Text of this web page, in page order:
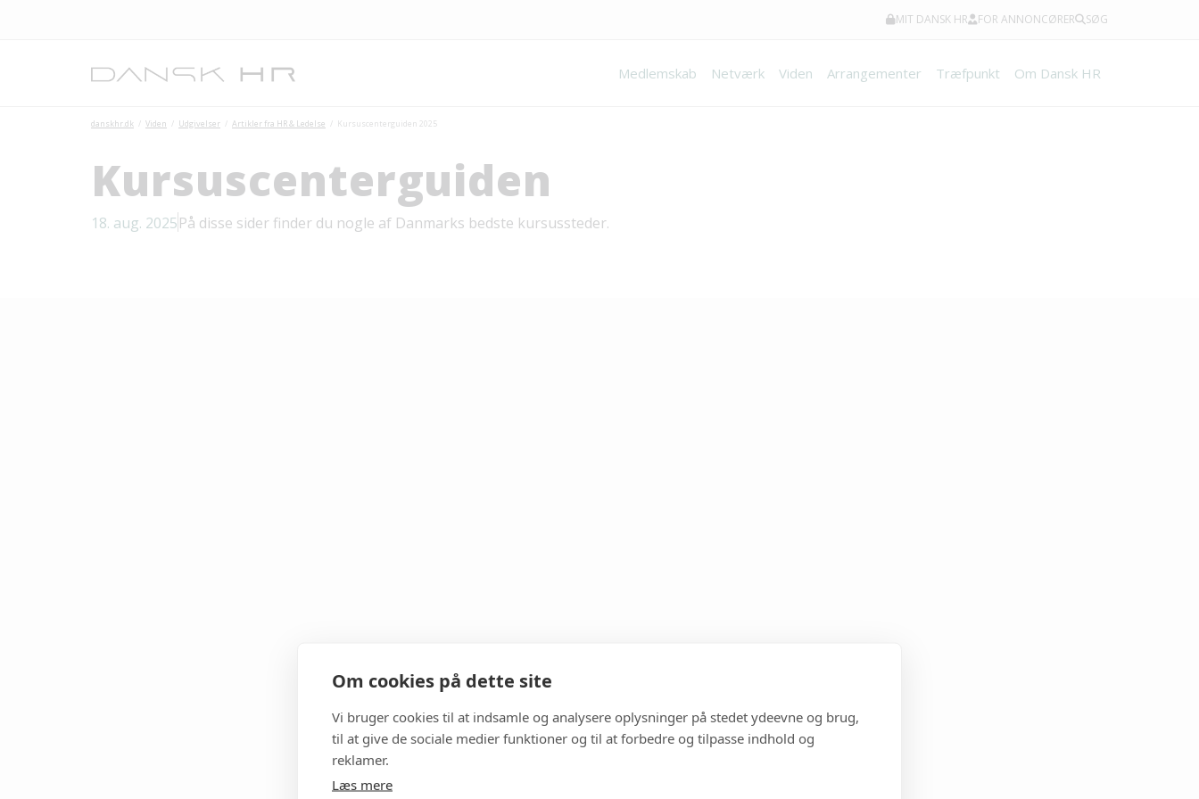
MIT DANSK HR FOR ANNONCØRER SØG
Medlemskab Netværk Viden Arrangementer Træfpunkt Om Dansk HR
danskhr.dk Viden Udgivelser Artikler fra HR & Ledelse Kursuscenterguiden 2025
Kursuscenterguiden
18. aug. 2025På disse sider finder du nogle af Danmarks bedste kursussteder.
Om cookies på dette site
Vi bruger cookies til at indsamle og analysere oplysninger på stedet ydeevne og brug,
til at give de sociale medier funktioner og til at forbedre og tilpasse indhold og
reklamer.
Læs mere